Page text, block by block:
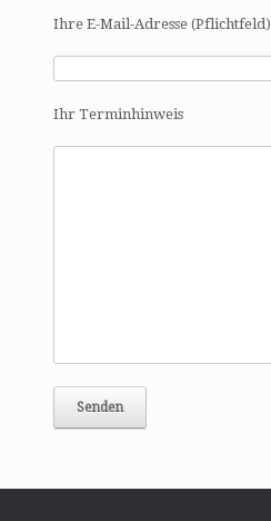
Ihre E-Mail-Adresse (Pflichtfeld)
Ihr Terminhinweis